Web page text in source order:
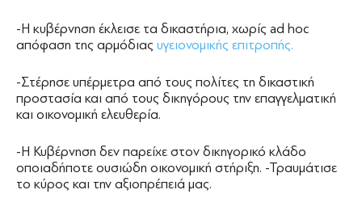
-H κυβέρνηση έκλεισε τα δικαστήρια, χωρίς ad hoc
απόφαση της αρμόδιας υγειονομικής επιτροπής.
-Στέρησε υπέρμετρα από τους πολίτες τη δικαστική
προστασία και από τους δικηγόρους την επαγγελματική
και οικονομική ελευθερία.
-Η Κυβέρνηση δεν παρείχε στον δικηγορικό κλάδο
οποιαδήποτε ουσιώδη οικονομική στήριξη. -Τραυμάτισε
το κύρος και την αξιοπρέπειά μας.